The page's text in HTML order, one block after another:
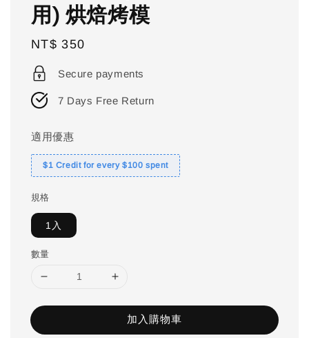
用) 烘焙烤模
Regular
price
NT$ 350
Secure payments
7 Days Free Return
適用優惠
$1 Credit for every $100 spent
規格
1入
數量
加入購物車